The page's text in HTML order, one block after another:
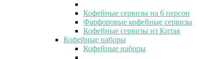
Кофейные сервизы на 6 персон
Фарфоровые кофейные сервизы
Кофейные сервизы из Китая
Кофейные наборы
Кофейные наборы